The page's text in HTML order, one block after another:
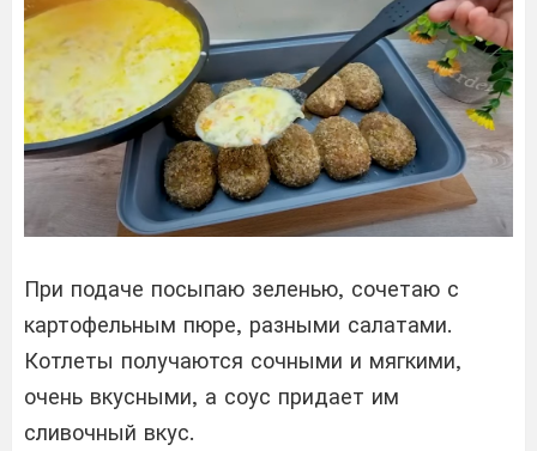
При подаче посыпаю зеленью, сочетаю с
картофельным пюре, разными салатами.
Котлеты получаются сочными и мягкими,
очень вкусными, а соус придает им
сливочный вкус.